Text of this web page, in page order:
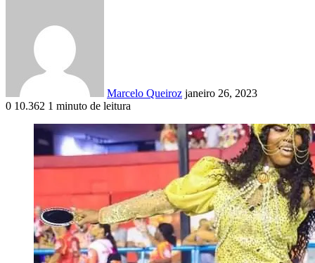
Marcelo Queiroz janeiro 26, 2023
0 10.362 1 minuto de leitura